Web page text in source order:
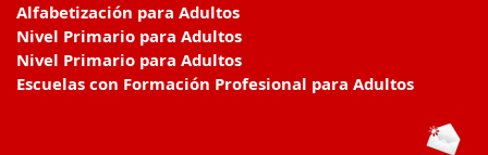
Alfabetización para Adultos
Nivel Primario para Adultos
Nivel Primario para Adultos
Escuelas con Formación Profesional para Adultos